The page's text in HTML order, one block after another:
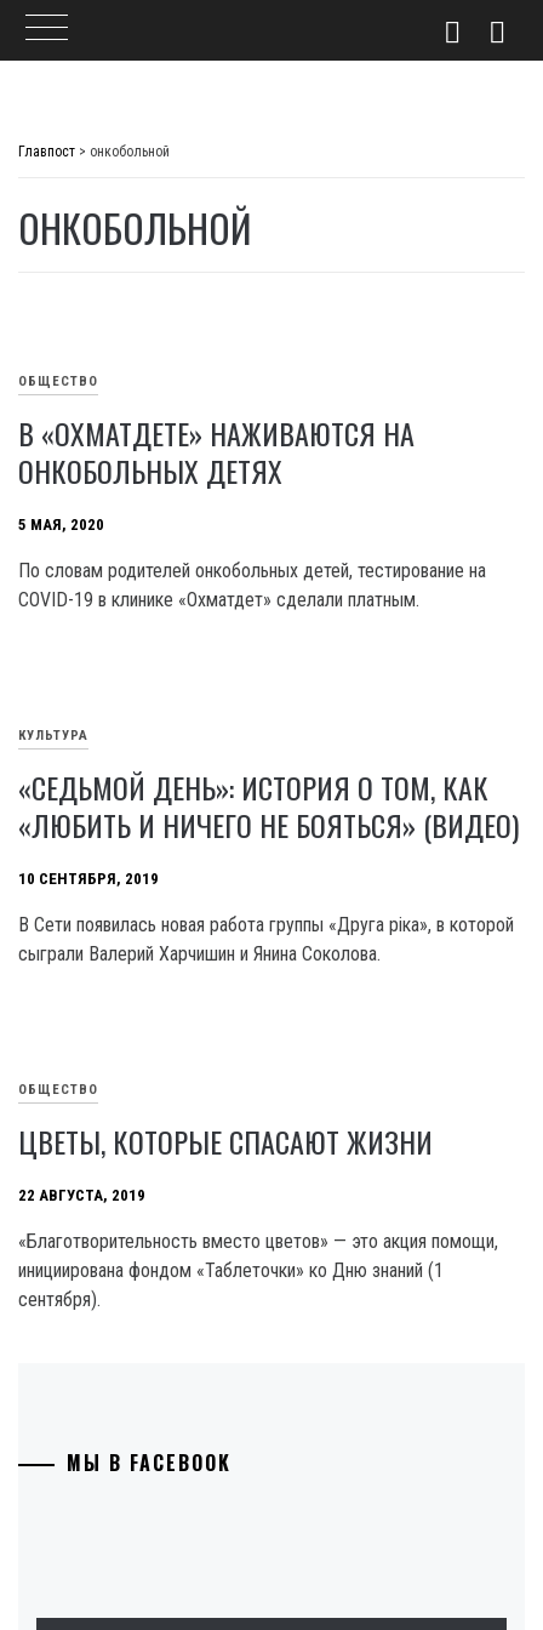
Главпост > онкобольной
ОНКОБОЛЬНОЙ
ОБЩЕСТВО
В «ОХМАТДЕТЕ» НАЖИВАЮТСЯ НА
ОНКОБОЛЬНЫХ ДЕТЯХ
5 МАЯ, 2020
По словам родителей онкобольных детей, тестирование на
COVID-19 в клинике «Охматдет» сделали платным.
КУЛЬТУРА
«СЕДЬМОЙ ДЕНЬ»: ИСТОРИЯ О ТОМ, КАК
«ЛЮБИТЬ И НИЧЕГО НЕ БОЯТЬСЯ» (ВИДЕО)
10 СЕНТЯБРЯ, 2019
В Сети появилась новая работа группы «Друга ріка», в которой
сыграли Валерий Харчишин и Янина Соколова.
ОБЩЕСТВО
ЦВЕТЫ, КОТОРЫЕ СПАСАЮТ ЖИЗНИ
22 АВГУСТА, 2019
«Благотворительность вместо цветов» — это акция помощи,
инициирована фондом «Таблеточки» ко Дню знаний (1
сентября).
МЫ В FACEBOOK